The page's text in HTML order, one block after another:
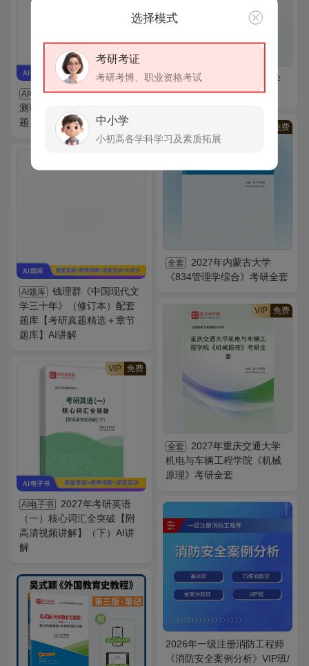
全套
2027年重庆交通大学
《运筹学》考研全套
AI电子书
2026年普通话水平
测试专用教材（含历年真
题）AI讲解
免费
全套
2027年内蒙古大学
《834管理学综合》考研全套
AI题库
钱理群《中国现代文
学三十年》（修订本）配套
题库【考研真题精选＋章节
题库】AI讲解
VIP 免费
全套
2027年重庆交通大学
机电与车辆工程学院《机械
原理》考研全套
VIP 免费
AI电子书
2027年考研英语
（一）核心词汇全突破【附
高清视频讲解】（下）AI讲
解
2026年一级注册消防工程师
《消防安全案例分析》VIP班/
选择模式
考研考证
考研考博、职业资格考试
中小学
小初高各学科学习及素质拓展